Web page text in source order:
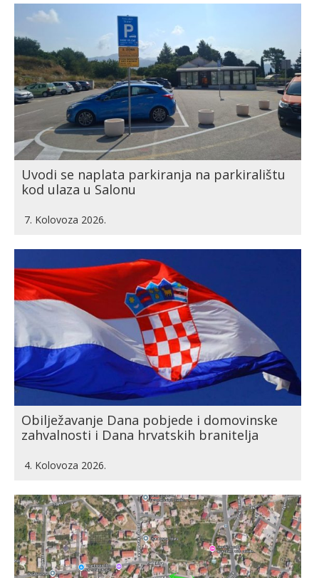
Uvodi se naplata parkiranja na parkiralištu
kod ulaza u Salonu
7. Kolovoza 2026.
Obilježavanje Dana pobjede i domovinske
zahvalnosti i Dana hrvatskih branitelja
4. Kolovoza 2026.